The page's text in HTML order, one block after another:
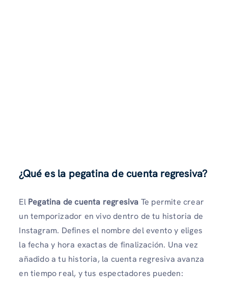
¿Qué es la pegatina de cuenta regresiva?
El Pegatina de cuenta regresiva Te permite crear
un temporizador en vivo dentro de tu historia de
Instagram. Defines el nombre del evento y eliges
la fecha y hora exactas de finalización. Una vez
añadido a tu historia, la cuenta regresiva avanza
en tiempo real, y tus espectadores pueden: